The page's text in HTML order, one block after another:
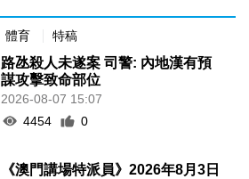
體育 特稿
路氹殺人未遂案 司警: 內地漢有預
謀攻擊致命部位
2026-08-07 15:07
4454
0
《澳門講場特派員》2026年8月3日